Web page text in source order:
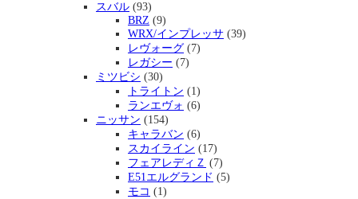
スバル (93)
BRZ (9)
WRX/インプレッサ (39)
レヴォーグ (7)
レガシー (7)
ミツビシ (30)
トライトン (1)
ランエヴォ (6)
ニッサン (154)
キャラバン (6)
スカイライン (17)
フェアレディＺ (7)
E51エルグランド (5)
モコ (1)